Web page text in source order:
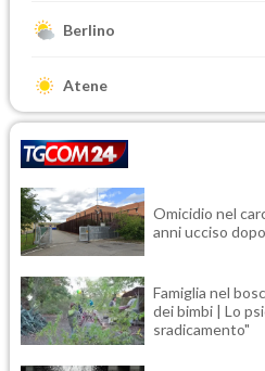
Berlino
Atene
Omicidio nel
anni ucciso
Famiglia nel
dei bimbi | Lo
sradicamento"